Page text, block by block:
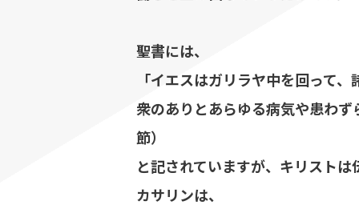
聖書には、
「イエスはガリラヤ中を回って
衆のありとあらゆる病気や患わ
節）
と記されていますが、キリスト
カサリンは、